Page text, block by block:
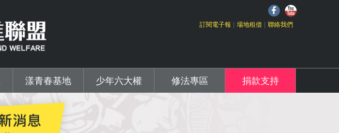
訂閱電子報 場地租借 聯絡我們
漾青春基地 少年六大權 修法專區 捐款支持